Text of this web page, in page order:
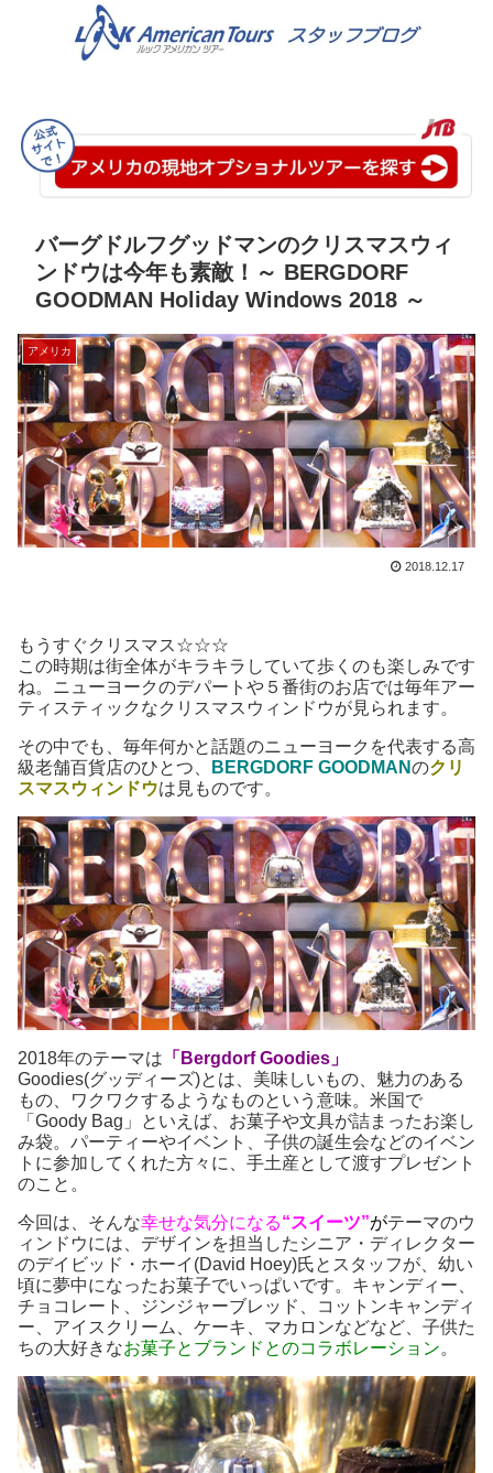
バーグドルフグッドマンのクリスマスウィ
ンドウは今年も素敵！～ BERGDORF
GOODMAN Holiday Windows 2018 ～
アメリカ
2018.12.17
もうすぐクリスマス☆☆☆
この時期は街全体がキラキラしていて歩くのも楽しみです
ね。ニューヨークのデパートや５番街のお店では毎年アー
ティスティックなクリスマスウィンドウが見られます。
その中でも、毎年何かと話題のニューヨークを代表する高
級老舗百貨店のひとつ、
BERGDORF GOODMANのクリ
スマスウィンドウは見ものです。
2018年のテーマは 「Bergdorf Goodies」
Goodies(グッディーズ)とは、美味しいもの、魅力のある
もの、ワクワクするようなものという意味。米国で
「Goody Bag」といえば、お菓子や文具が詰まったお楽し
み袋。パーティーやイベント、子供の誕生会などのイベン
トに参加してくれた方々に、手土産として渡すプレゼント
のこと。
今回は、そんな幸せな気分になる“スイーツ”がテーマのウ
ィンドウには、デザインを担当したシニア・ディレクター
のデイビッド・ホーイ(David Hoey)氏とスタッフが、幼い
頃に夢中になったお菓子でいっぱいです。キャンディー、
チョコレート、ジンジャーブレッド、コットンキャンディ
ー、アイスクリーム、ケーキ、マカロンなどなど、子供た
ちの大好きなお菓子とブランドとのコラボレーション。